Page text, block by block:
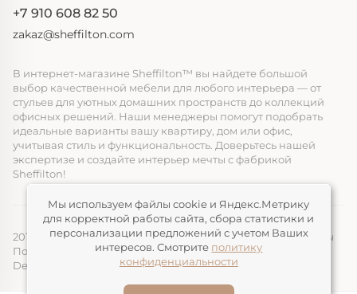
+7 910 608 82 50
zakaz@sheffilton.com
В интернет-магазине Sheffilton™ вы найдете большой
выбор качественной мебели для любого интерьера — от
стульев для уютных домашних пространств до коллекций
офисных решений. Наши менеджеры помогут подобрать
идеальные варианты вашу квартиру, дом или офис,
учитывая стиль и функциональность. Доверьтесь нашей
экспертизе и создайте интерьер мечты с фабрикой
Sheffilton!
2014-2026, ООО «ЭЛМАТ», Sheffilton™ Все права защищены
Политика конфиденциальности
Devimax
— Создание и продвижение сайтов
Мы используем файлы cookie и Яндекс.Метрику
для корректной работы сайта, сбора статистики и
персонализации предложений с учетом Ваших
интересов. Смотрите политику
конфиденциальности